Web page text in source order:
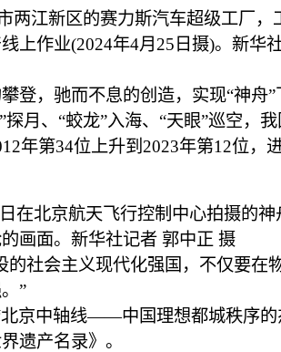
两江新区的赛力斯汽车超级工厂，
上作业(2024年4月25日摄)。新华
，驰而不息的创造，实现“神舟”
探月、“蛟龙”入海、“天眼”巡空，
年第34位上升到2023年第12位，
在北京航天飞行控制中心拍摄的神
画面。新华社记者 郭中正 摄
社会主义现代化强国，不仅要在
”
中轴线——中国理想都城秩序的
遗产名录》。